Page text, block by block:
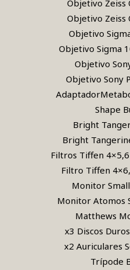
Objetivo Zeiss
Objetivo Zeiss
Objetivo
Objetivo Sigma
Objetivo
Objetivo Sony
Shape
Bright
Bright
Filtros Tiffen 4×5,6
Filtro Tiffen
Monitor
Monitor Atomos
Matthews
x3 Discos
x2 Auriculares
Trípode